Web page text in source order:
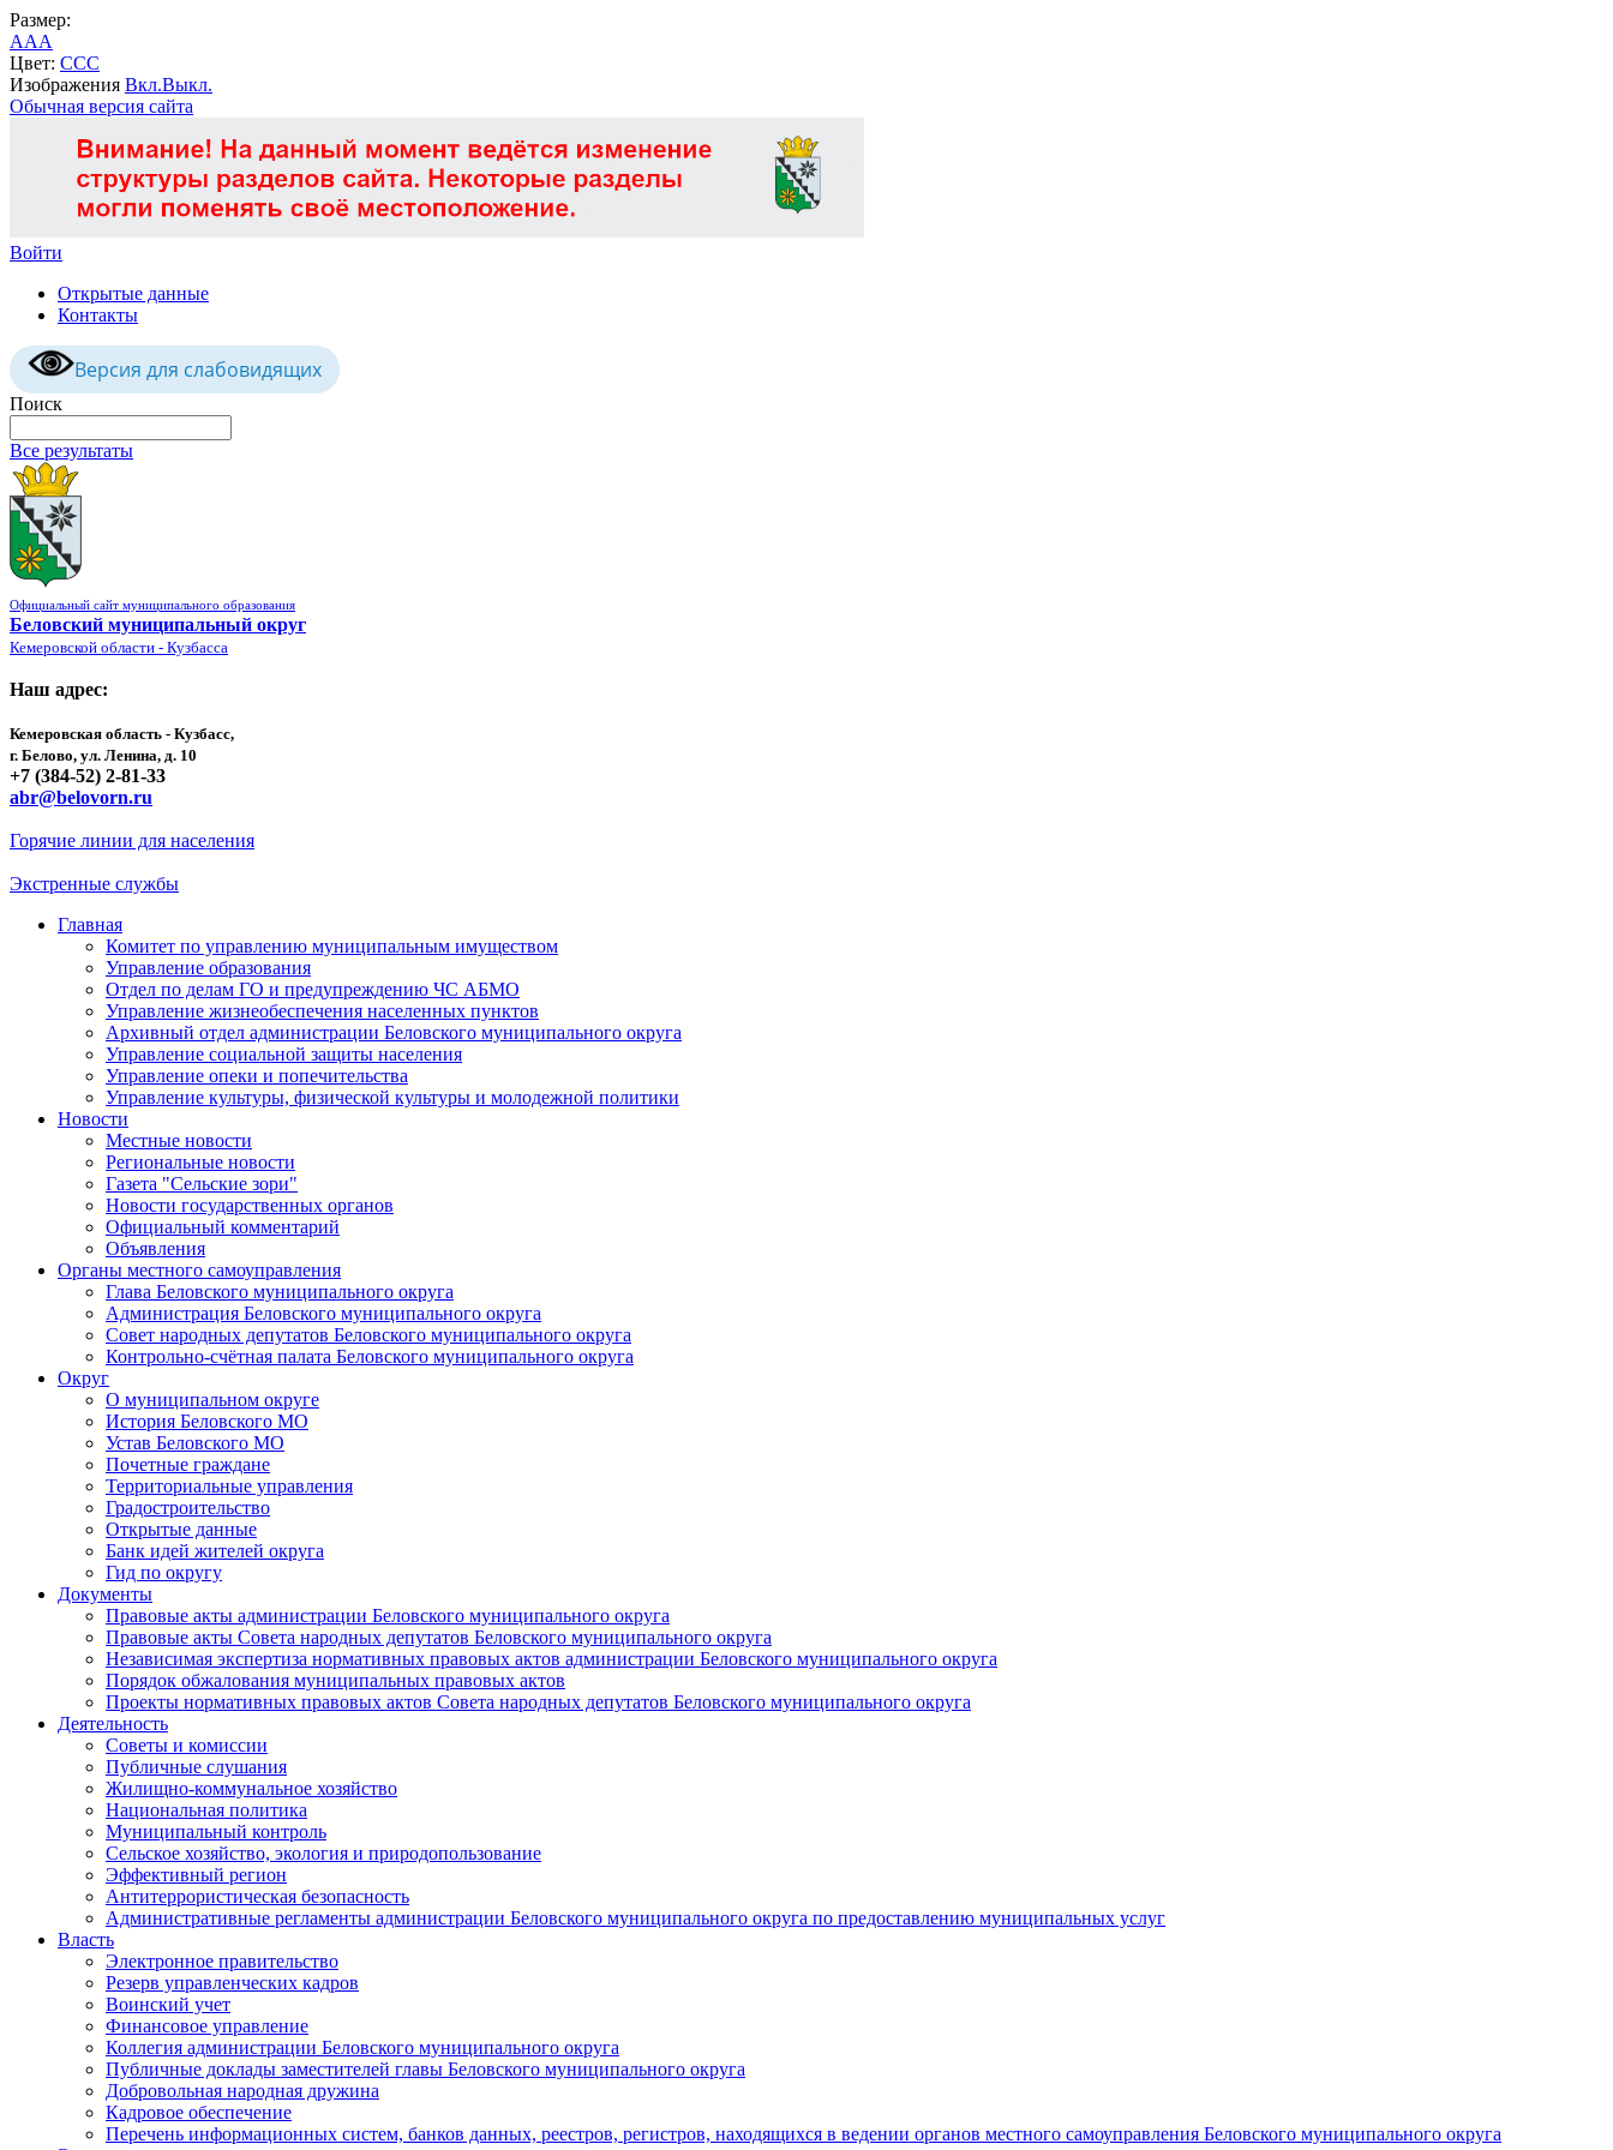
Размер:
AAA
Цвет: CCC
Изображения Вкл.Выкл.
Обычная версия сайта
Войти
Открытые данные
Контакты
Версия для слабовидящих
Поиск
Все результаты
Официальный сайт муниципального образования
Беловский муниципальный округ
Кемеровской области - Кузбасса
Наш адрес:
Кемеровская область - Кузбасс,
г. Белово, ул. Ленина, д. 10
+7 (384-52) 2-81-33
abr@belovorn.ru
Горячие линии для населения
Экстренные службы
Главная
Комитет по управлению муниципальным имуществом
Управление образования
Отдел по делам ГО и предупреждению ЧС АБМО
Управление жизнеобеспечения населенных пунктов
Архивный отдел администрации Беловского муниципального округа
Управление социальной защиты населения
Управление опеки и попечительства
Управление культуры, физической культуры и молодежной политики
Новости
Местные новости
Региональные новости
Газета "Сельские зори"
Новости государственных органов
Официальный комментарий
Объявления
Органы местного самоуправления
Глава Беловского муниципального округа
Администрация Беловского муниципального округа
Совет народных депутатов Беловского муниципального округа
Контрольно-счётная палата Беловского муниципального округа
Округ
О муниципальном округе
История Беловского МО
Устав Беловского МО
Почетные граждане
Территориальные управления
Градостроительство
Открытые данные
Банк идей жителей округа
Гид по округу
Документы
Правовые акты администрации Беловского муниципального округа
Правовые акты Совета народных депутатов Беловского муниципального округа
Независимая экспертиза нормативных правовых актов администрации Беловского муниципального округа
Порядок обжалования муниципальных правовых актов
Проекты нормативных правовых актов Совета народных депутатов Беловского муниципального округа
Деятельность
Советы и комиссии
Публичные слушания
Жилищно-коммунальное хозяйство
Национальная политика
Муниципальный контроль
Сельское хозяйство, экология и природопользование
Эффективный регион
Антитеррористическая безопасность
Административные регламенты администрации Беловского муниципального округа по предоставлению муниципальных услуг
Власть
Электронное правительство
Резерв управленческих кадров
Воинский учет
Финансовое управление
Коллегия администрации Беловского муниципального округа
Публичные доклады заместителей главы Беловского муниципального округа
Добровольная народная дружина
Кадровое обеспечение
Перечень информационных систем, банков данных, реестров, регистров, находящихся в ведении органов местного самоуправления Беловского муниципального округа